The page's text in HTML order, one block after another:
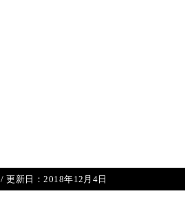
/ 更新日：2018年12月4日